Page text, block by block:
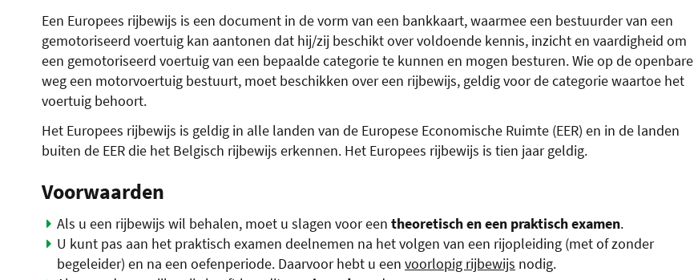
Een Europees rijbewijs is een document in de vorm van een bankkaart, waarmee een bestuurder van een
gemotoriseerd voertuig kan aantonen dat hij/zij beschikt over voldoende kennis, inzicht en vaardigheid om
een gemotoriseerd voertuig van een bepaalde categorie te kunnen en mogen besturen. Wie op de openbare
weg een motorvoertuig bestuurt, moet beschikken over een rijbewijs, geldig voor de categorie waartoe het
voertuig behoort.
Het Europees rijbewijs is geldig in alle landen van de Europese Economische Ruimte (EER) en in de landen
buiten de EER die het Belgisch rijbewijs erkennen. Het Europees rijbewijs is tien jaar geldig.
Voorwaarden
Als u een rijbewijs wil behalen, moet u slagen voor een theoretisch en een praktisch examen.
U kunt pas aan het praktisch examen deelnemen na het volgen van een rijopleiding (met of zonder
begeleider) en na een oefenperiode. Daarvoor hebt u een voorlopig rijbewijs nodig.